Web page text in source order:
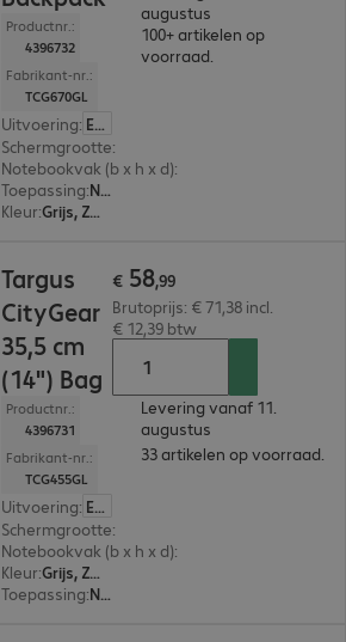
Productnr.:
4396732
Fabrikant-nr.:
TCG670GL
Uitvoering: Europa
Schermgrootte:
Notebookvak (b x h x d):
Toepassing: Notebook
Kleur: Grijs, Zwart
augustus
100+ artikelen op
voorraad.
Targus
CityGear
35,5 cm
(14") Bag
Productnr.:
4396731
Fabrikant-nr.:
TCG455GL
Uitvoering: Europa
Schermgrootte:
Notebookvak (b x h x d):
Kleur:
Grijs, Zwart
Toepassing: Notebook
€ 58,99
Brutoprijs: € 71,38 incl.
€ 12,39 btw
Levering vanaf 11.
augustus
33 artikelen op voorraad.